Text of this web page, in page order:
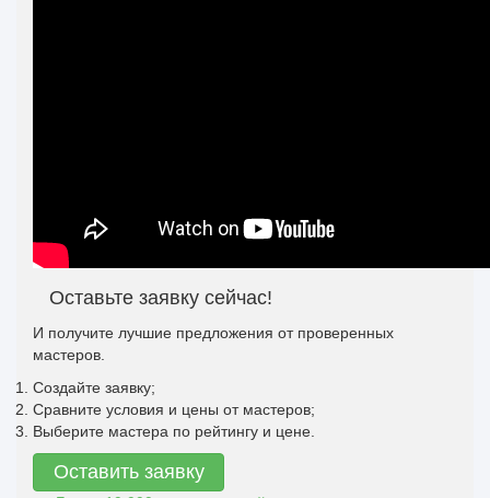
Оставьте заявку сейчас!
И получите лучшие предложения от проверенных
мастеров.
Создайте заявку;
Сравните условия и цены от мастеров;
Выберите мастера по рейтингу и цене.
Оставить заявку